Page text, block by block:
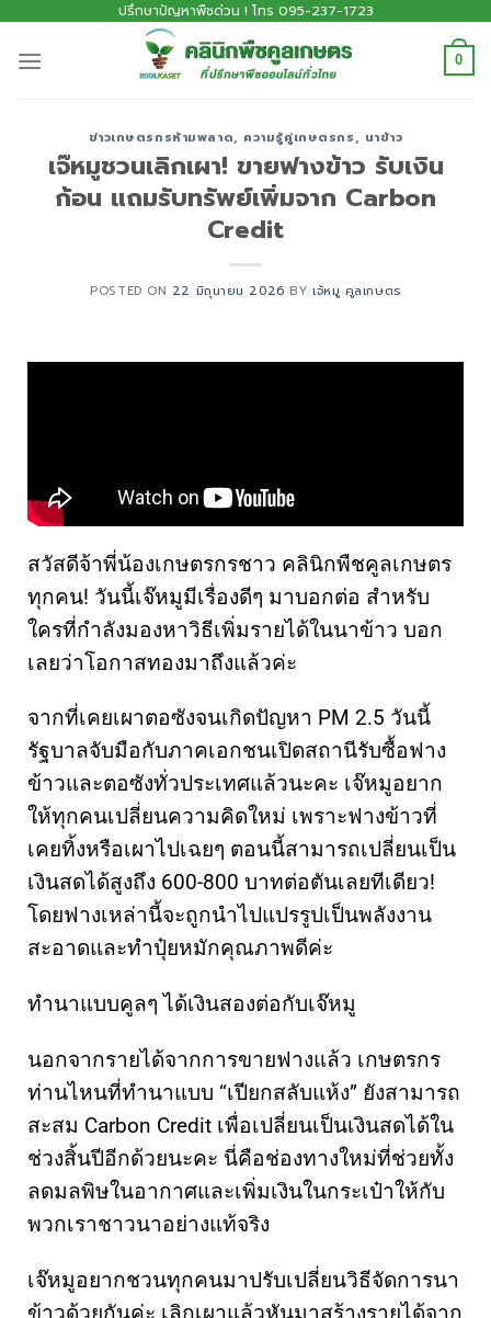
ปรึกษาปัญหาพืชด่วน ! โทร 095-237-1723
0
ข่าวเกษตรกรห้ามพลาด, ความรู้คู่เกษตรกร, นาข้าว
เจ๊หมูชวนเลิกเผา! ขายฟางข้าว รับเงิน
ก้อน แถมรับทรัพย์เพิ่มจาก Carbon
Credit
POSTED ON 22 มิถุนายน 2026 BY เจ้หมู คูลเกษตร
สวัสดีจ้าพี่น้องเกษตรกรชาว คลินิกพืชคูลเกษตร
ทุกคน! วันนี้เจ๊หมูมีเรื่องดีๆ มาบอกต่อ สำหรับ
ใครที่กำลังมองหาวิธีเพิ่มรายได้ในนาข้าว บอก
เลยว่าโอกาสทองมาถึงแล้วค่ะ
จากที่เคยเผาตอซังจนเกิดปัญหา PM 2.5 วันนี้
รัฐบาลจับมือกับภาคเอกชนเปิดสถานีรับซื้อฟาง
ข้าวและตอซังทั่วประเทศแล้วนะคะ เจ๊หมูอยาก
ให้ทุกคนเปลี่ยนความคิดใหม่ เพราะฟางข้าวที่
เคยทิ้งหรือเผาไปเฉยๆ ตอนนี้สามารถเปลี่ยนเป็น
เงินสดได้สูงถึง 600-800 บาทต่อตันเลยทีเดียว!
โดยฟางเหล่านี้จะถูกนำไปแปรรูปเป็นพลังงาน
สะอาดและทำปุ๋ยหมักคุณภาพดีค่ะ
ทำนาแบบคูลๆ ได้เงินสองต่อกับเจ๊หมู
นอกจากรายได้จากการขายฟางแล้ว เกษตรกร
ท่านไหนที่ทำนาแบบ “เปียกสลับแห้ง” ยังสามารถ
สะสม Carbon Credit เพื่อเปลี่ยนเป็นเงินสดได้ใน
ช่วงสิ้นปีอีกด้วยนะคะ นี่คือช่องทางใหม่ที่ช่วยทั้ง
ลดมลพิษในอากาศและเพิ่มเงินในกระเป๋าให้กับ
พวกเราชาวนาอย่างแท้จริง
เจ๊หมูอยากชวนทุกคนมาปรับเปลี่ยนวิธีจัดการนา
ข้าวด้วยกันค่ะ เลิกเผาแล้วหันมาสร้างรายได้จาก